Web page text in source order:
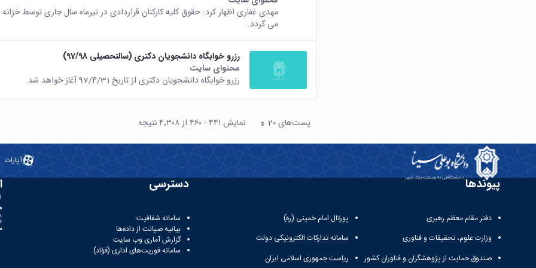
مهدی غفاری اظهار کرد: حقوق کلیه کارکنان قراردادی در تیرماه سال جاری توسط
می گردد.
رزرو خوابگاه دانشجویان دکتری (سالتحصیلی 97/98)
محتوای سایت
رزرو خوابگاه دانشجویان دکتری از تاریخ 97/4/31 آغاز خواهد شد.
پست‌‌های 20هر صفحه نمایش ۴۴۱ - ۴۶۰ از ۴٬۳۰۸ نتیجه
آپارات
پیوندها
دفتر مقام معظم رهبری
وزارت علوم، تحقیقات و فناوری
صندوق حمایت از پژوهشگران و فناوران کشور
پورتال امام خمینی (ره)
سامانه تدارکات الکترونیکی دولت
ریاست جمهوری اسلامی ایران
دسترسی
سامانه شفافیت
بیانیه صیانت از داده‌ها
گزارش آماری وب‌ سایت
سامانه فوریت‌های اداری (فؤاد)